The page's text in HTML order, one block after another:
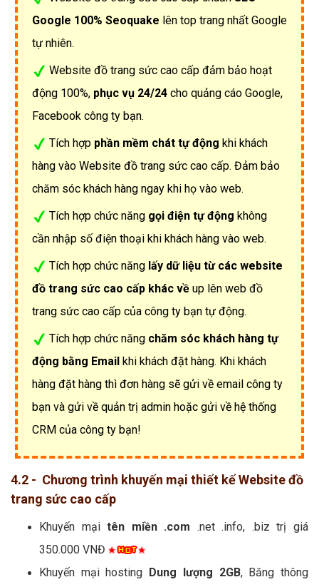
Google 100% Seoquake lên top trang nhất Google
tự nhiên.
Website đồ trang sức cao cấp đảm bảo hoạt
động 100%, phục vụ 24/24 cho quảng cáo Google,
Facebook công ty bạn.
Tích hợp phần mềm chát tự động khi khách
hàng vào Website đồ trang sức cao cấp. Đảm bảo
chăm sóc khách hàng ngay khi họ vào web.
Tích hợp chức năng gọi điện tự động không
cần nhập số điện thoại khi khách hàng vào web.
Tích hợp chức năng lấy dữ liệu từ các website
đồ trang sức cao cấp khác về up lên web đồ
trang sức cao cấp của công ty bạn tự động.
Tích hợp chức năng chăm sóc khách hàng tự
động bằng Email khi khách đặt hàng. Khi khách
hàng đặt hàng thì đơn hàng sẽ gửi về email công ty
bạn và gửi về quản trị admin hoặc gửi về hệ thống
CRM của công ty bạn!
4.2 - Chương trình khuyến mại thiết kế Website đồ
trang sức cao cấp
Khuyến mạitên miền .com .net .info, .biz trị giá
350.000 VNĐ
Khuyến mại hosting Dung lượng 2GB, Băng thông